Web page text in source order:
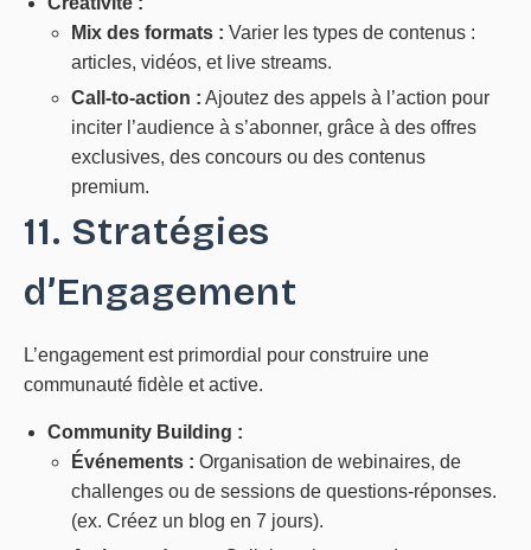
Mix des formats : Varier les types de contenus :
articles, vidéos, et live streams.
Call-to-action : Ajoutez des appels à l’action pour
inciter l’audience à s’abonner, grâce à des offres
exclusives, des concours ou des contenus
premium.
11. Stratégies
d’Engagement
L’engagement est primordial pour construire une
communauté fidèle et active.
Community Building :
Événements : Organisation de webinaires, de
challenges ou de sessions de questions-réponses.
(ex. Créez un blog en 7 jours).